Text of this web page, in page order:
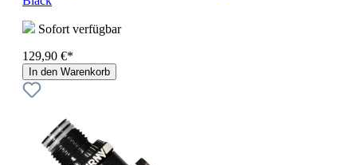
Sofort verfügbar
129,90 €*
In den Warenkorb